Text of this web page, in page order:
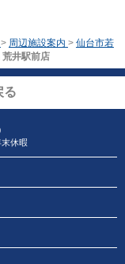
> 周辺施設案内 > 仙台市若
荒井駅前店
る
休暇